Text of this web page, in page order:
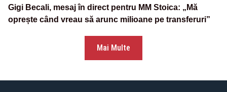
Gigi Becali, mesaj în direct pentru MM Stoica: „Mă
oprește când vreau să arunc milioane pe transferuri”
Mai Multe